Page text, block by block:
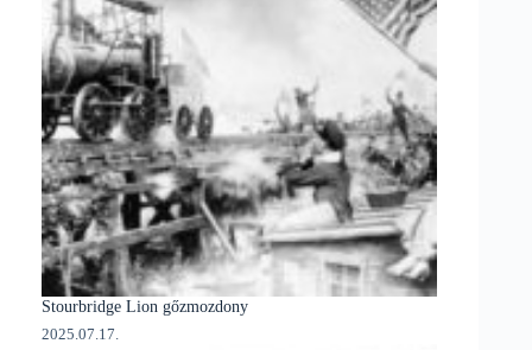
Stourbridge Lion gőzmozdony
2025.07.17.